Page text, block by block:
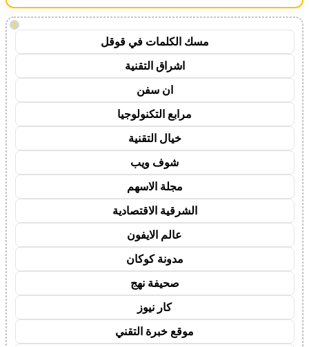
!
مسك الكلمات في قوقل
اشراق التقنية
ان سفن
مرابع التكنولوجيا
خيال التقنية
شوف ويب
مجلة الاسهم
الشرقية الاقتصادية
عالم الايفون
مدونة كوكان
صحيفة نهج
كار نيوز
موقع خبرة التقني